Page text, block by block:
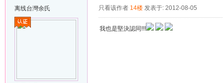
离线台灣余氏 只看该作者 14楼 发表于: 2012-08-05
我也是堅決認同!!!